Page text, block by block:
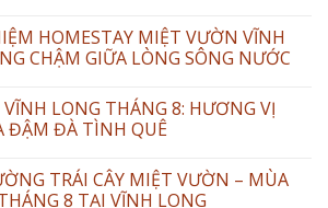
HOMESTAY MIỆT VƯỜN VĨNH
CHẬM GIỮA LÒNG SÔNG NƯỚC
LONG THÁNG 8: HƯƠNG VỊ
ĐẬM ĐÀ TÌNH QUÊ
TRÁI CÂY MIỆT VƯỜN – MÙA
8 TẠI VĨNH LONG